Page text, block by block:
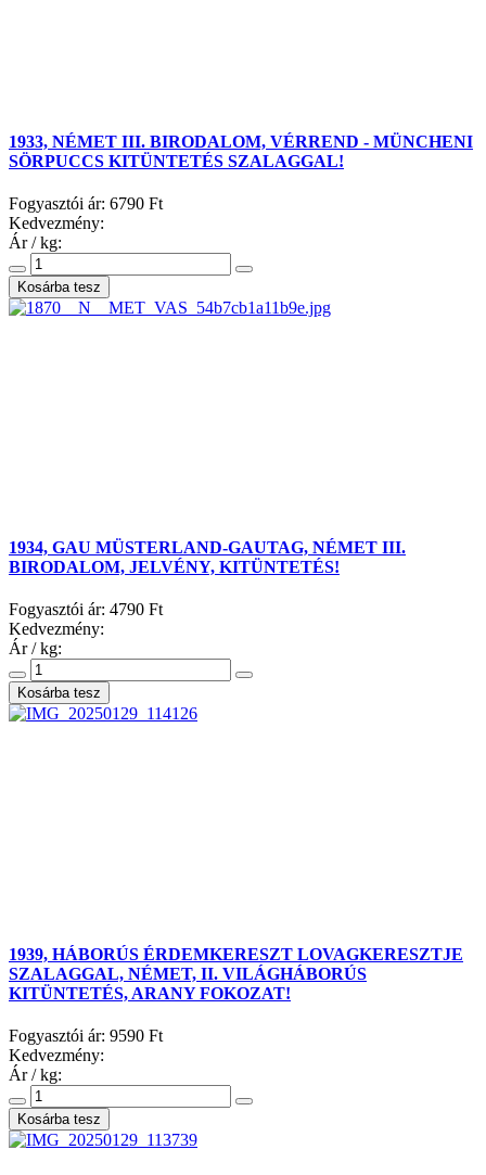
1933, NÉMET III. BIRODALOM, VÉRREND - MÜNCHENI
SÖRPUCCS KITÜNTETÉS SZALAGGAL!
Fogyasztói ár: 6790 Ft
Kedvezmény:
Ár / kg:
1934, GAU MÜSTERLAND-GAUTAG, NÉMET III.
BIRODALOM, JELVÉNY, KITÜNTETÉS!
Fogyasztói ár: 4790 Ft
Kedvezmény:
Ár / kg:
1939, HÁBORÚS ÉRDEMKERESZT LOVAGKERESZTJE
SZALAGGAL, NÉMET, II. VILÁGHÁBORÚS
KITÜNTETÉS, ARANY FOKOZAT!
Fogyasztói ár: 9590 Ft
Kedvezmény:
Ár / kg: